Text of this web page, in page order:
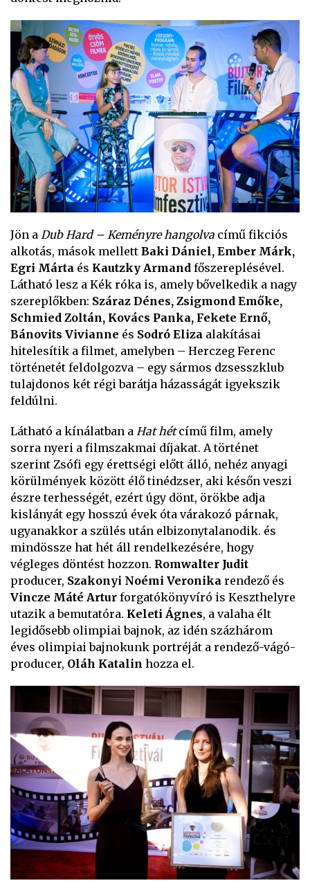
Jön a Dub Hard – Keményre hangolva című fikciós
alkotás, mások mellett Baki Dániel, Ember Márk,
Egri Márta és Kautzky Armand főszereplésével.
Látható lesz a Kék róka is, amely bővelkedik a nagy
szereplőkben: Száraz Dénes, Zsigmond Emőke,
Schmied Zoltán, Kovács Panka, Fekete Ernő,
Bánovits Vivianne és Sodró Eliza alakításai
hitelesítik a filmet, amelyben – Herczeg Ferenc
történetét feldolgozva – egy sármos dzsesszklub
tulajdonos két régi barátja házasságát igyekszik
feldúlni.
Látható a kínálatban a Hat hétcímű film, amely
sorra nyeri a filmszakmai díjakat. A történet
szerint Zsófi egy érettségi előtt álló, nehéz anyagi
körülmények között élő tinédzser, aki későn veszi
észre terhességét, ezért úgy dönt, örökbe adja
kislányát egy hosszú évek óta várakozó párnak,
ugyanakkor a szülés után elbizonytalanodik. és
mindössze hat hét áll rendelkezésére, hogy
végleges döntést hozzon. Romwalter Judit
producer, Szakonyi Noémi Veronika rendező és
Vincze Máté Artur forgatókönyvíró is Keszthelyre
utazik a bemutatóra. Keleti Ágnes, a valaha élt
legidősebb olimpiai bajnok, az idén százhárom
éves olimpiai bajnokunk portréját a rendező-vágó-
producer, Oláh Katalin hozza el.